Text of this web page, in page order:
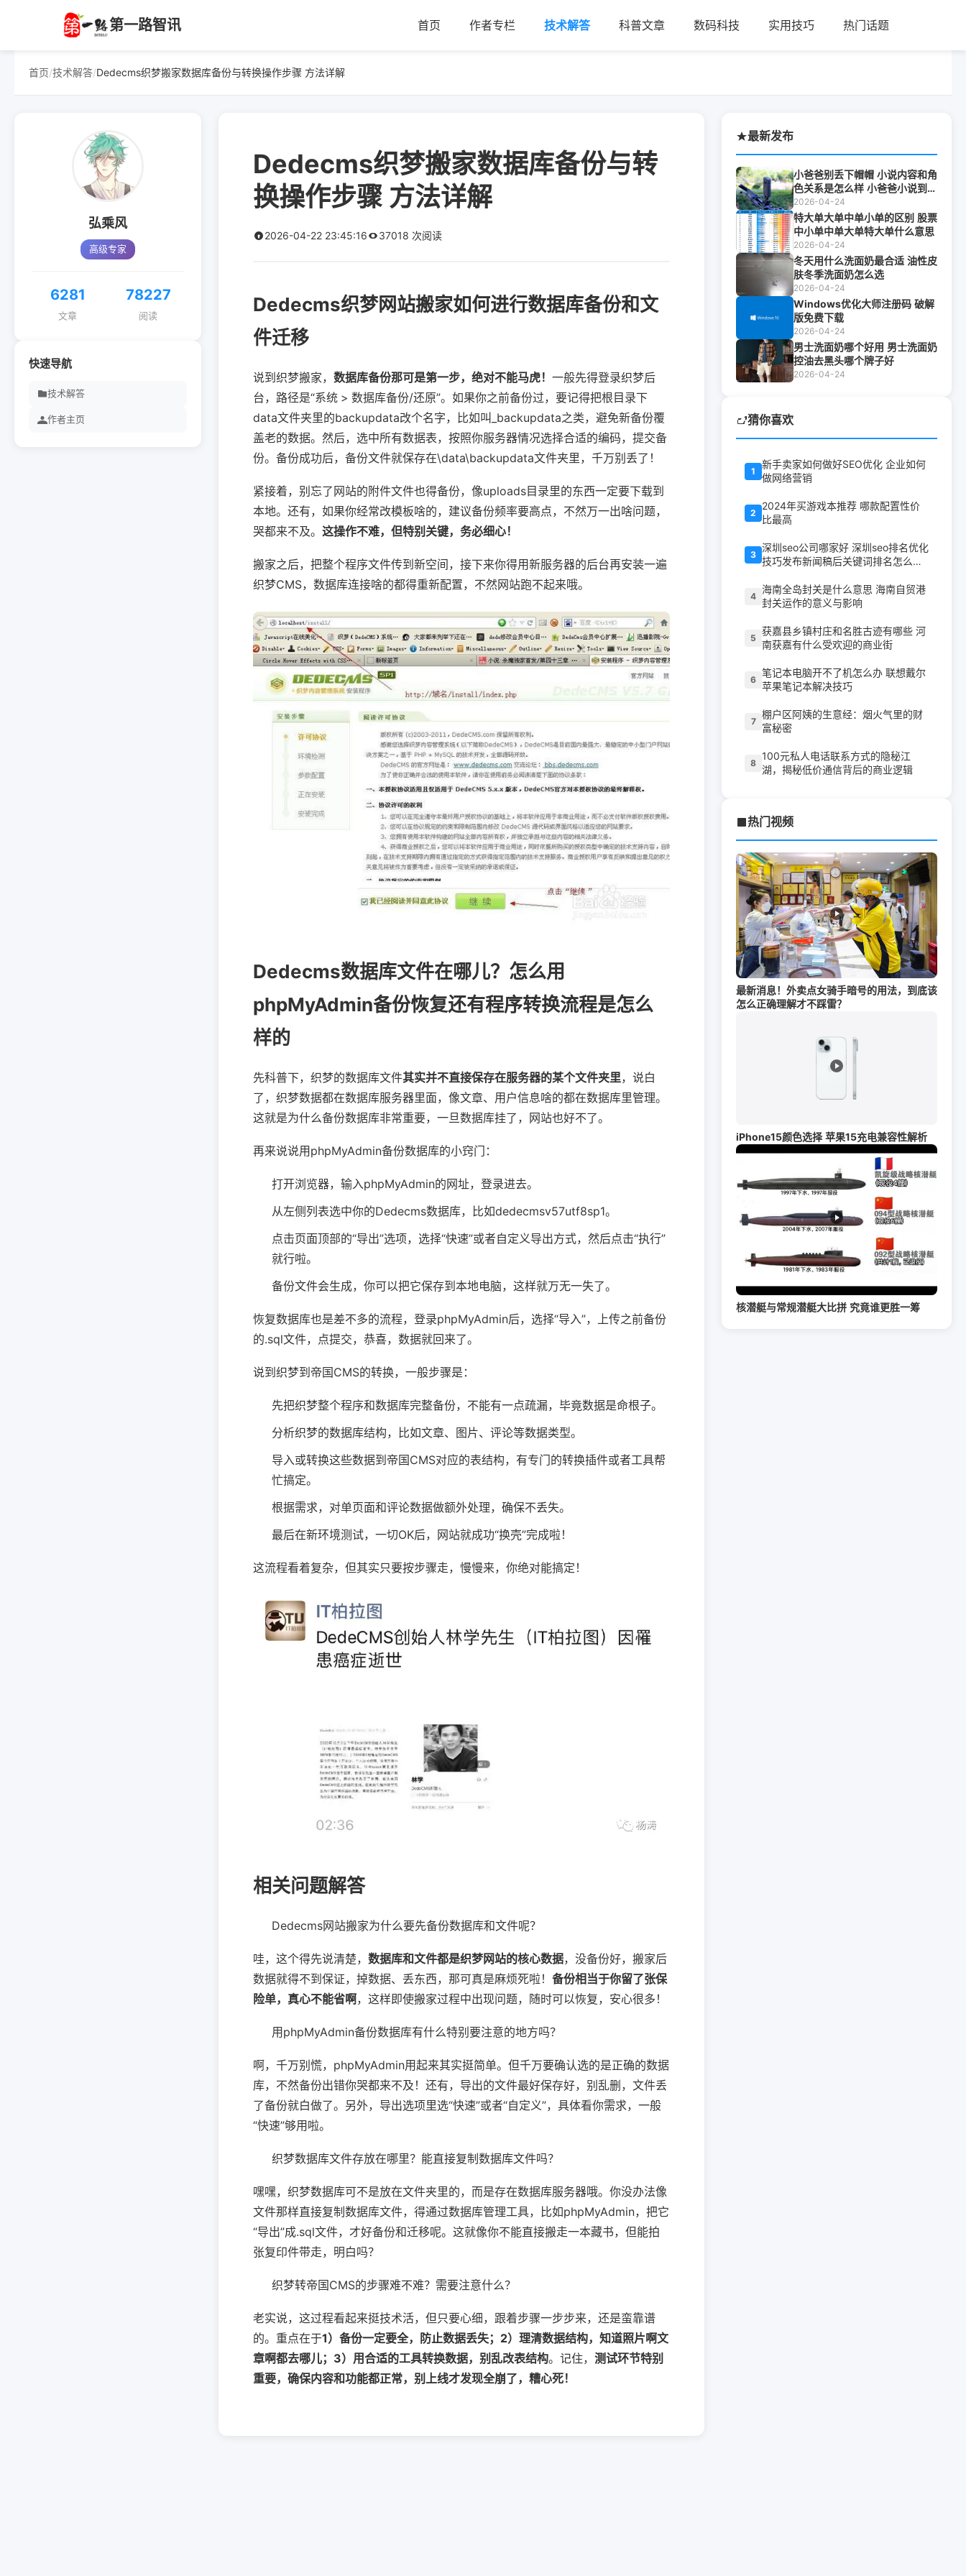
第一路智讯 首页 作者专栏 技术解答 科普文章 数码科技 实用技巧 热门话题
首页 /技术解答/ Dedecms织梦搬家数据库备份与转换操作步骤 方法详解
弘乘风
高级专家
6281
文章
78227
阅读
快速导航
技术解答
作者主页
Dedecms织梦搬家数据库备份与转
换操作步骤 方法详解
2026-04-22 23:45:16 37018 次阅读
Dedecms织梦网站搬家如何进行数据库备份和文
件迁移
说到织梦搬家， 数据库备份那可是第一步，绝对不能马虎！ 一般先得登录织梦后
台，路径是“系统 > 数据库备份/还原”。如果你之前备份过，要记得把根目录下
data文件夹里的backupdata改个名字，比如叫_backupdata之类，避免新备份覆
盖老的数据。然后，选中所有数据表，按照你服务器情况选择合适的编码，提交备
份。备份成功后，备份文件就保存在\data\backupdata文件夹里，千万别丢了！
紧接着，别忘了网站的附件文件也得备份，像uploads目录里的东西一定要下载到
本地。还有，如果你经常改模板啥的，建议备份频率要高点，不然万一出啥问题，
哭都来不及。 这操作不难，但特别关键，务必细心！
搬家之后，把整个程序文件传到新空间，接下来你得用新服务器的后台再安装一遍
织梦CMS，数据库连接啥的都得重新配置，不然网站跑不起来哦。
Dedecms数据库文件在哪儿？怎么用
phpMyAdmin备份恢复还有程序转换流程是怎么
样的
先科普下，织梦的数据库文件其实并不直接保存在服务器的某个文件夹里，说白
了，织梦数据都在数据库服务器里面，像文章、用户信息啥的都在数据库里管理。
这就是为什么备份数据库非常重要，一旦数据库挂了，网站也好不了。
再来说说用phpMyAdmin备份数据库的小窍门：
打开浏览器，输入phpMyAdmin的网址，登录进去。
从左侧列表选中你的Dedecms数据库，比如dedecmsv57utf8sp1。
点击页面顶部的“导出”选项，选择“快速”或者自定义导出方式，然后点击“执行”
就行啦。
备份文件会生成，你可以把它保存到本地电脑，这样就万无一失了。
恢复数据库也是差不多的流程，登录phpMyAdmin后，选择“导入”，上传之前备份
的.sql文件，点提交，恭喜，数据就回来了。
说到织梦到帝国CMS的转换，一般步骤是：
先把织梦整个程序和数据库完整备份，不能有一点疏漏，毕竟数据是命根子。
分析织梦的数据库结构，比如文章、图片、评论等数据类型。
导入或转换这些数据到帝国CMS对应的表结构，有专门的转换插件或者工具帮
忙搞定。
根据需求，对单页面和评论数据做额外处理，确保不丢失。
最后在新环境测试，一切OK后，网站就成功“换壳”完成啦！
这流程看着复杂，但其实只要按步骤走，慢慢来，你绝对能搞定！
相关问题解答
Dedecms网站搬家为什么要先备份数据库和文件呢？
哇，这个得先说清楚， 数据库和文件都是织梦网站的核心数据，没备份好，搬家后
数据就得不到保证，掉数据、丢东西，那可真是麻烦死啦！ 备份相当于你留了张保
险单，真心不能省啊 ，这样即使搬家过程中出现问题，随时可以恢复，安心很多！
用phpMyAdmin备份数据库有什么特别要注意的地方吗？
啊，千万别慌，phpMyAdmin用起来其实挺简单。但千万要确认选的是正确的数据
库，不然备份出错你哭都来不及！还有，导出的文件最好保存好，别乱删，文件丢
了备份就白做了。另外，导出选项里选“快速”或者“自定义”，具体看你需求，一般
“快速”够用啦。
织梦数据库文件存放在哪里？能直接复制数据库文件吗？
嘿嘿，织梦数据库可不是放在文件夹里的，而是存在数据库服务器哦。你没办法像
文件那样直接复制数据库文件，得通过数据库管理工具，比如phpMyAdmin，把它
“导出”成.sql文件，才好备份和迁移呢。这就像你不能直接搬走一本藏书，但能拍
张复印件带走，明白吗？
织梦转帝国CMS的步骤难不难？需要注意什么？
老实说，这过程看起来挺技术活，但只要心细，跟着步骤一步步来，还是蛮靠谱
的。重点在于1）备份一定要全，防止数据丢失；2）理清数据结构，知道照片啊文
章啊都去哪儿；3）用合适的工具转换数据，别乱改表结构。记住， 测试环节特别
重要，确保内容和功能都正常，别上线才发现全崩了，糟心死！
最新发布
小爸爸别丢下帽帽 小说内容和角
色关系是怎么样 小爸爸小说到底
是谁写的
2026-04-24
特大单大单中单小单的区别 股票
中小单中单大单特大单什么意思
2026-04-24
冬天用什么洗面奶最合适 油性皮
肤冬季洗面奶怎么选
2026-04-24
Windows优化大师注册码 破解
版免费下载
2026-04-24
男士洗面奶哪个好用 男士洗面奶
控油去黑头哪个牌子好
2026-04-24
猜你喜欢
1
新手卖家如何做好SEO优化 企业如何
做网络营销
2
2024年买游戏本推荐 哪款配置性价
比最高
3
深圳seo公司哪家好 深圳seo排名优化
技巧发布新闻稿后关键词排名怎么提
4
海南全岛封关是什么意思 海南自贸港
封关运作的意义与影响
5
获嘉县乡镇村庄和名胜古迹有哪些 河
南获嘉有什么受欢迎的商业街
6
笔记本电脑开不了机怎么办 联想戴尔
苹果笔记本解决技巧
7
棚户区阿姨的生意经：烟火气里的财
富秘密
8
100元私人电话联系方式的隐秘江
湖，揭秘低价通信背后的商业逻辑
热门视频
最新消息！外卖点女骑手暗号的用法，到底该
怎么正确理解才不踩雷？
iPhone15颜色选择 苹果15充电兼容性解析
核潜艇与常规潜艇大比拼 究竟谁更胜一筹